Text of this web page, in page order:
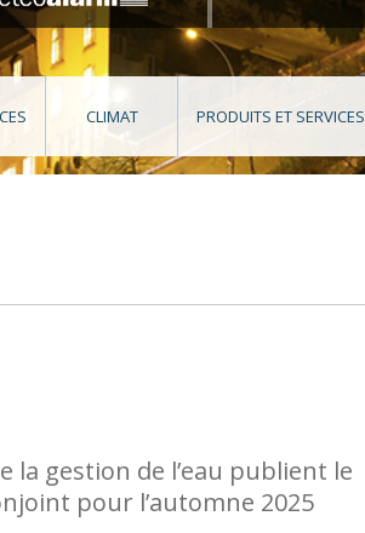
CLIMAT PRODUITS ET SERVICES
la gestion de l’eau publient le
pour l’automne 2025